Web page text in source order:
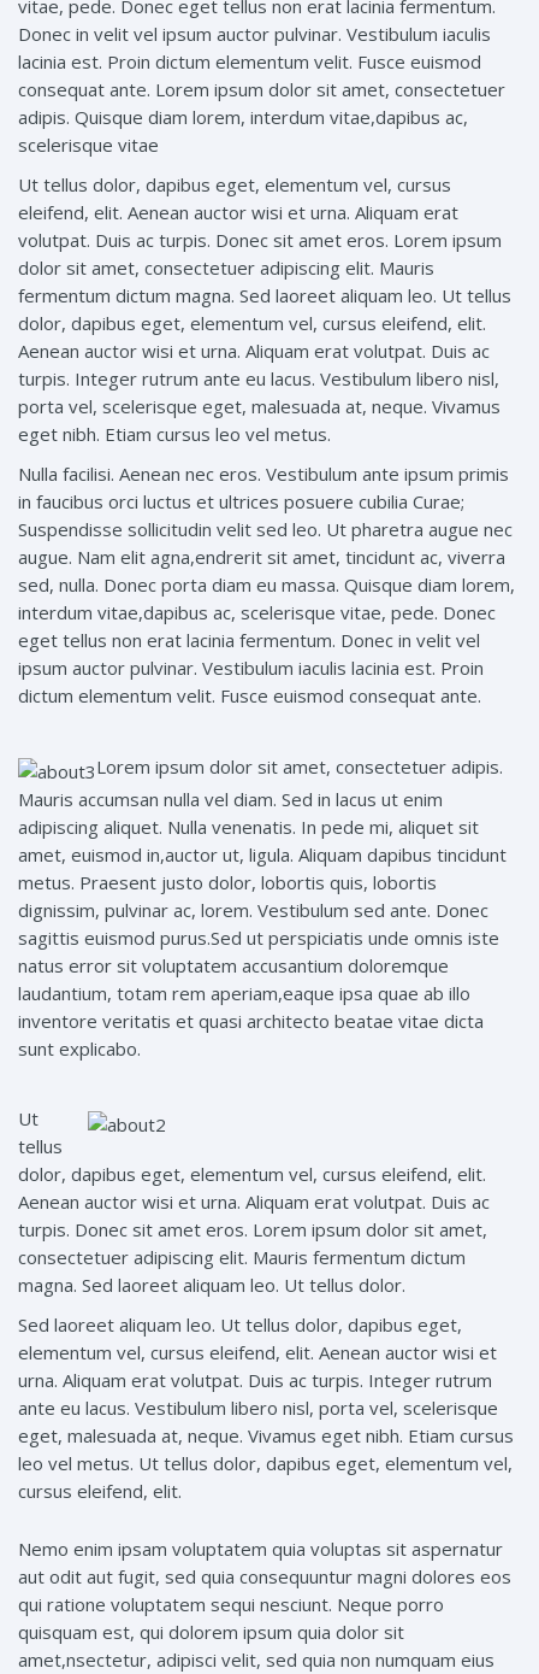
vitae, pede. Donec eget tellus non erat lacinia fermentum.
Donec in velit vel ipsum auctor pulvinar. Vestibulum iaculis
lacinia est. Proin dictum elementum velit. Fusce euismod
consequat ante. Lorem ipsum dolor sit amet, consectetuer
adipis. Quisque diam lorem, interdum vitae,dapibus ac,
scelerisque vitae
Ut tellus dolor, dapibus eget, elementum vel, cursus
eleifend, elit. Aenean auctor wisi et urna. Aliquam erat
volutpat. Duis ac turpis. Donec sit amet eros. Lorem ipsum
dolor sit amet, consectetuer adipiscing elit. Mauris
fermentum dictum magna. Sed laoreet aliquam leo. Ut tellus
dolor, dapibus eget, elementum vel, cursus eleifend, elit.
Aenean auctor wisi et urna. Aliquam erat volutpat. Duis ac
turpis. Integer rutrum ante eu lacus. Vestibulum libero nisl,
porta vel, scelerisque eget, malesuada at, neque. Vivamus
eget nibh. Etiam cursus leo vel metus.
Nulla facilisi. Aenean nec eros. Vestibulum ante ipsum primis
in faucibus orci luctus et ultrices posuere cubilia Curae;
Suspendisse sollicitudin velit sed leo. Ut pharetra augue nec
augue. Nam elit agna,endrerit sit amet, tincidunt ac, viverra
sed, nulla. Donec porta diam eu massa. Quisque diam lorem,
interdum vitae,dapibus ac, scelerisque vitae, pede. Donec
eget tellus non erat lacinia fermentum. Donec in velit vel
ipsum auctor pulvinar. Vestibulum iaculis lacinia est. Proin
dictum elementum velit. Fusce euismod consequat ante.
Lorem ipsum dolor sit amet, consectetuer adipis.
Mauris accumsan nulla vel diam. Sed in lacus ut enim
adipiscing aliquet. Nulla venenatis. In pede mi, aliquet sit
amet, euismod in,auctor ut, ligula. Aliquam dapibus tincidunt
metus. Praesent justo dolor, lobortis quis, lobortis
dignissim, pulvinar ac, lorem. Vestibulum sed ante. Donec
sagittis euismod purus.Sed ut perspiciatis unde omnis iste
natus error sit voluptatem accusantium doloremque
laudantium, totam rem aperiam,eaque ipsa quae ab illo
inventore veritatis et quasi architecto beatae vitae dicta
sunt explicabo.
Ut
tellus
dolor, dapibus eget, elementum vel, cursus eleifend, elit.
Aenean auctor wisi et urna. Aliquam erat volutpat. Duis ac
turpis. Donec sit amet eros. Lorem ipsum dolor sit amet,
consectetuer adipiscing elit. Mauris fermentum dictum
magna. Sed laoreet aliquam leo. Ut tellus dolor.
Sed laoreet aliquam leo. Ut tellus dolor, dapibus eget,
elementum vel, cursus eleifend, elit. Aenean auctor wisi et
urna. Aliquam erat volutpat. Duis ac turpis. Integer rutrum
ante eu lacus. Vestibulum libero nisl, porta vel, scelerisque
eget, malesuada at, neque. Vivamus eget nibh. Etiam cursus
leo vel metus. Ut tellus dolor, dapibus eget, elementum vel,
cursus eleifend, elit.
Nemo enim ipsam voluptatem quia voluptas sit aspernatur
aut odit aut fugit, sed quia consequuntur magni dolores eos
qui ratione voluptatem sequi nesciunt. Neque porro
quisquam est, qui dolorem ipsum quia dolor sit
amet,nsectetur, adipisci velit, sed quia non numquam eius